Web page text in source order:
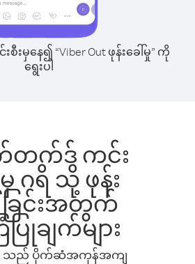
စီးမှနေ၍ “Viber Out ဖုန်းခေါ်မှု” ကို
ရွေးပါ
က်ဒ် ကင်း
ဂရိ သို့ ဖုန်း
ခြင်းအတွက်
ြုချက်များ
သည် ပိုက်ဆံအကုန်အကျ